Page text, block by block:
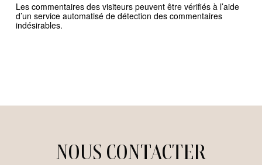
Les commentaires des visiteurs peuvent être vérifiés à l’aide
d’un service automatisé de détection des commentaires
indésirables.
NOUS CONTACTER